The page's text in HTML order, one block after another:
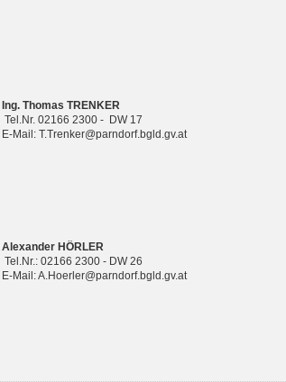
Ing. Thomas TRENKER
Tel.Nr. 02166 2300 - DW 17
E-Mail: T.Trenker@parndorf.bgld.gv.at
Alexander HÖRLER
Tel.Nr.: 02166 2300 - DW 26
E-Mail: A.Hoerler@parndorf.bgld.gv.at